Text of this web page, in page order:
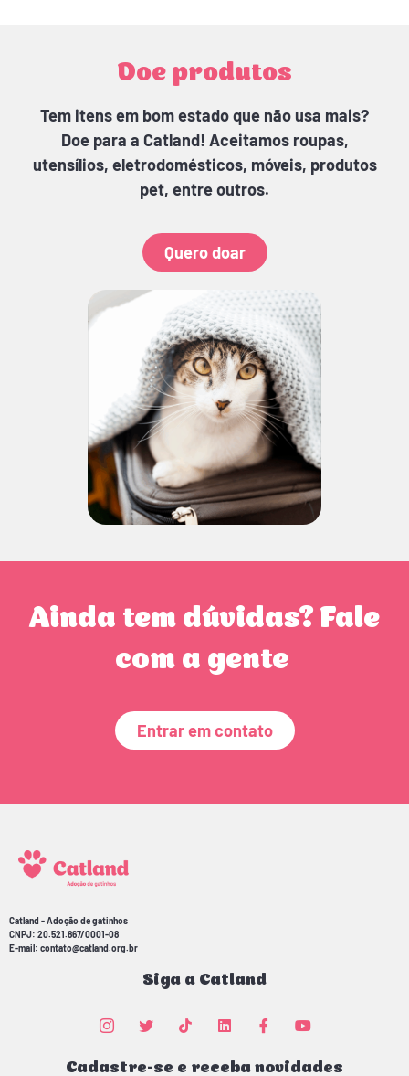
Doe produtos
Tem itens em bom estado que não usa mais?
Doe para a Catland! Aceitamos roupas,
utensílios, eletrodomésticos, móveis, produtos
pet, entre outros.
Quero doar
Ainda tem dúvidas? Fale
com a gente
Entrar em contato
Catland - Adoção de gatinhos
CNPJ: 20.521.867/0001-08
E-mail: contato@catland.org.br
Siga a Catland
Cadastre-se e receba novidades